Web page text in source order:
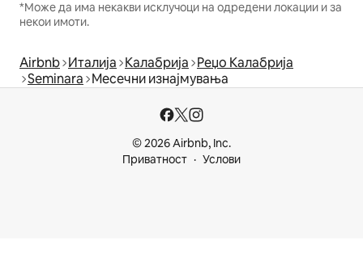
*Може да има некакви исклучоци на одредени локации и за
некои имоти.
Airbnb Италија Калабрија Реџо Калабрија
Seminara Месечни изнајмувања
© 2026 Airbnb, Inc.
Приватност
Услови